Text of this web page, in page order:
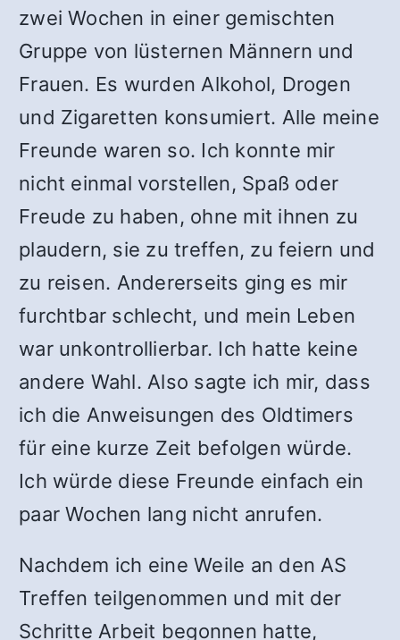
zwei Wochen in einer gemischten
Gruppe von lüsternen Männern und
Frauen. Es wurden Alkohol, Drogen
und Zigaretten konsumiert. Alle meine
Freunde waren so. Ich konnte mir
nicht einmal vorstellen, Spaß oder
Freude zu haben, ohne mit ihnen zu
plaudern, sie zu treffen, zu feiern und
zu reisen. Andererseits ging es mir
furchtbar schlecht, und mein Leben
war unkontrollierbar. Ich hatte keine
andere Wahl. Also sagte ich mir, dass
ich die Anweisungen des Oldtimers
für eine kurze Zeit befolgen würde.
Ich würde diese Freunde einfach ein
paar Wochen lang nicht anrufen.
Nachdem ich eine Weile an den AS
Treffen teilgenommen und mit der
Schritte Arbeit begonnen hatte,